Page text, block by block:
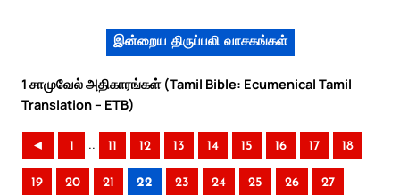
இன்றைய திருப்பலி வாசகங்கள்
1 சாமுவேல் அதிகாரங்கள் (Tamil Bible: Ecumenical Tamil
Translation – ETB)
◄ 1 .. 11 12 13 14 15 16 17 18
19 20 21 22 23 24 25 26 27